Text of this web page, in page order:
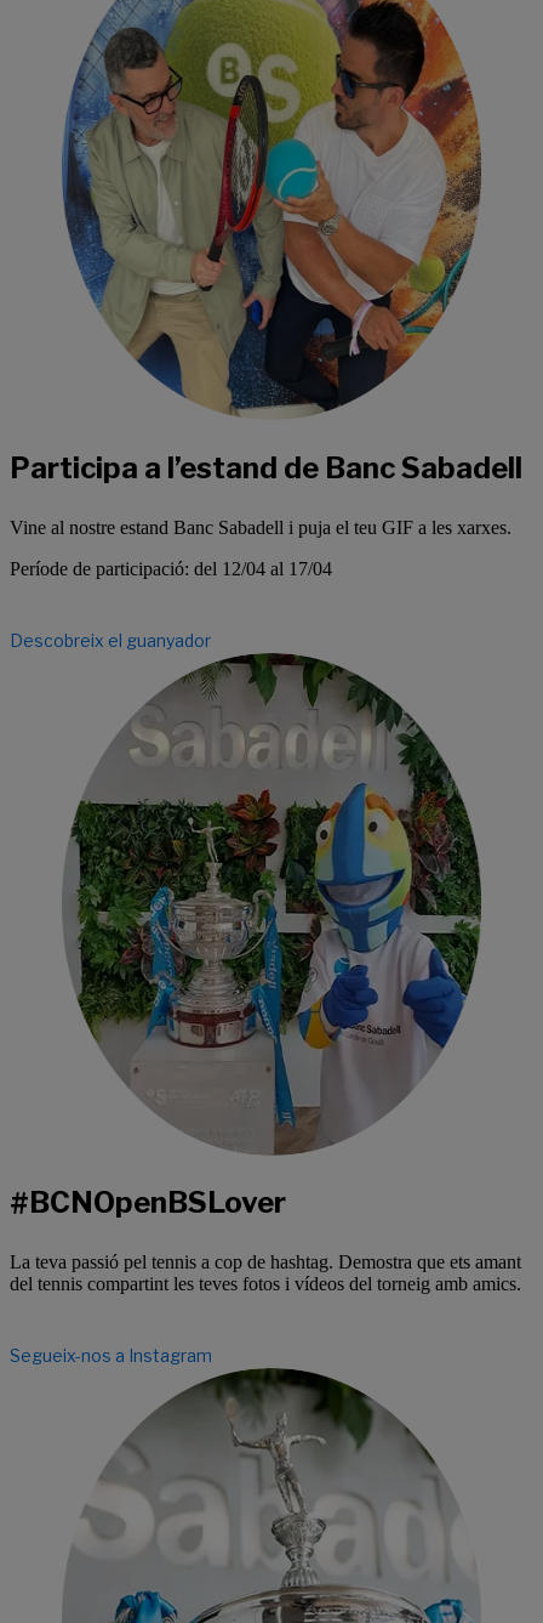
Participa a l’estand de Banc Sabadell
Vine al nostre estand Banc Sabadell i puja el teu GIF a les xarxes.
Període de participació: del 12/04 al 17/04
Descobreix el guanyador
#BCNOpenBSLover
La teva passió pel tennis a cop de hashtag. Demostra que ets amant
del tennis compartint les teves fotos i vídeos del torneig amb amics.
Segueix-nos a Instagram